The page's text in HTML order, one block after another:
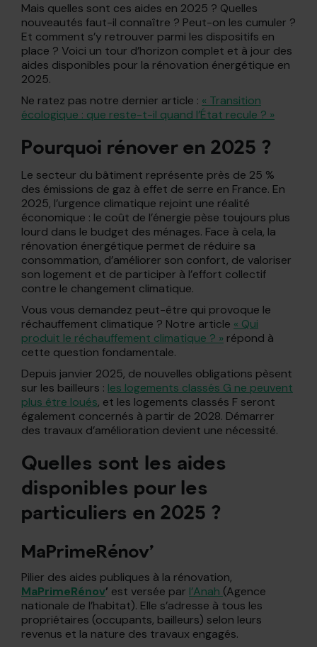
Mais quelles sont ces aides en 2025 ? Quelles
nouveautés faut-il connaître ? Peut-on les cumuler ?
Et comment s’y retrouver parmi les dispositifs en
place ? Voici un tour d’horizon complet et à jour des
aides disponibles pour la rénovation énergétique en
2025.
Ne ratez pas notre dernier article : « Transition
écologique : que reste-t-il quand l’État recule ? »
Pourquoi rénover en 2025 ?
Le secteur du bâtiment représente près de 25 %
des émissions de gaz à effet de serre en France. En
2025, l’urgence climatique rejoint une réalité
économique : le coût de l’énergie pèse toujours plus
lourd dans le budget des ménages. Face à cela, la
rénovation énergétique permet de réduire sa
consommation, d’améliorer son confort, de valoriser
son logement et de participer à l’effort collectif
contre le changement climatique.
Vous vous demandez peut-être qui provoque le
réchauffement climatique ? Notre article « Qui
produit le réchauffement climatique ? » répond à
cette question fondamentale.
Depuis janvier 2025, de nouvelles obligations pèsent
sur les bailleurs : les logements classés G ne peuvent
plus être loués, et les logements classés F seront
également concernés à partir de 2028. Démarrer
des travaux d’amélioration devient une nécessité.
Quelles sont les aides
disponibles pour les
particuliers en 2025 ?
MaPrimeRénov’
Pilier des aides publiques à la rénovation,
MaPrimeRénov’ est versée par l’Anah (Agence
nationale de l’habitat). Elle s’adresse à tous les
propriétaires (occupants, bailleurs) selon leurs
revenus et la nature des travaux engagés.